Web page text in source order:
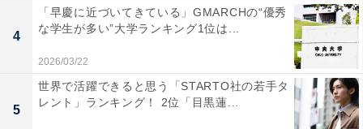
4
「早慶に近づいてきている」GMARCHの“優秀
な学生が多い”大学ランキング1位は...
2026/03/22
5
世界で活躍できると思う「STARTO社の若手タ
レント」ランキング！ 2位「目黒蓮...